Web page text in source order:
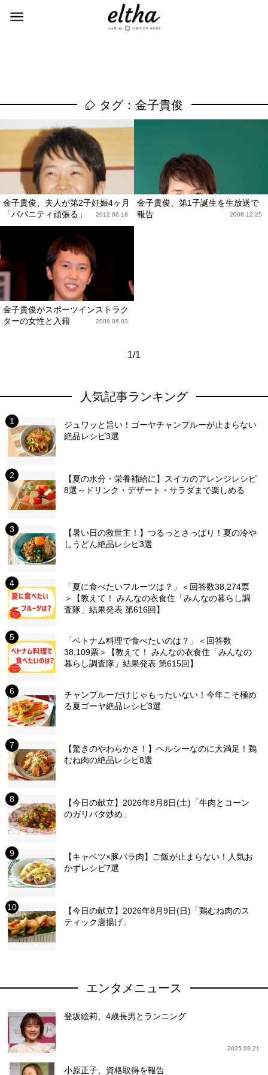
タグ：金子貴俊
金子貴俊、夫人が第2子妊娠4ヶ月
「パパニティ頑張る」
2012.06.18
金子貴俊、第1子誕生を生放送で
報告
2008.12.25
金子貴俊がスポーツインストラク
ターの女性と入籍
2008.06.03
1/1
人気記事ランキング
ジュワッと旨い！ゴーヤチャンプルーが止まらない
絶品レシピ3選
【夏の水分・栄養補給に】スイカのアレンジレシピ
8選～ドリンク・デザート・サラダまで楽しめる
【暑い日の救世主！】つるっとさっぱり！夏の冷や
しうどん絶品レシピ3選
「夏に食べたいフルーツは？」＜回答数38,274票
＞【教えて！ みんなの衣食住「みんなの暮らし調
査隊」結果発表 第616回】
「ベトナム料理で食べたいのは？」＜回答数
38,109票＞【教えて！ みんなの衣食住「みんなの
暮らし調査隊」結果発表 第615回】
チャンプルーだけじゃもったいない！今年こそ極め
る夏ゴーヤ絶品レシピ3選
【驚きのやわらかさ！】ヘルシーなのに大満足！鶏
むね肉の絶品レシピ8選
【今日の献立】2026年8月8日(土)「牛肉とコーン
のガリバタ炒め」
【キャベツ×豚バラ肉】ご飯が止まらない！人気お
かずレシピ7選
【今日の献立】2026年8月9日(日)「鶏むね肉のス
ティック唐揚げ」
エンタメニュース
登坂絵莉、4歳長男とランニング
2025.09.21
小原正子、資格取得を報告